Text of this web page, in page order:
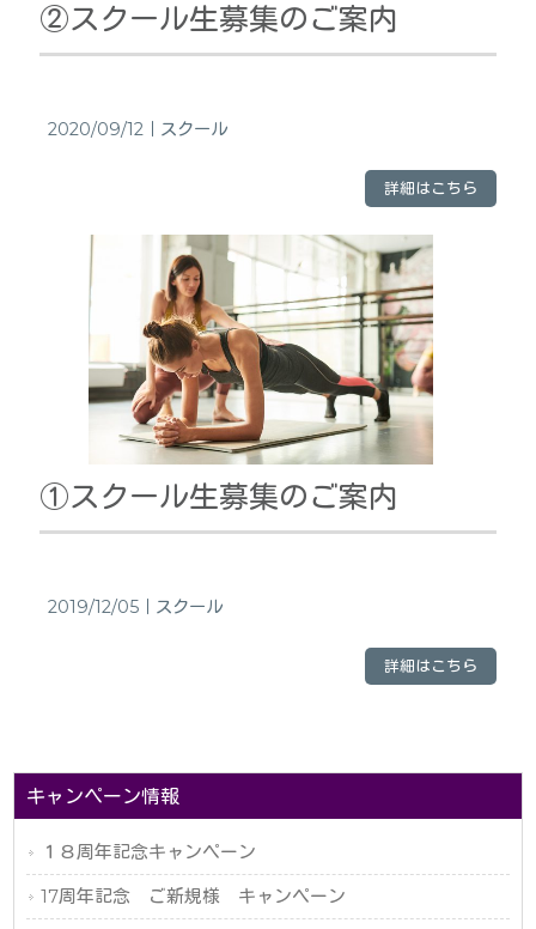
②スクール生募集のご案内
2020/09/12｜ スクール
詳細はこちら
①スクール生募集のご案内
2019/12/05｜ スクール
詳細はこちら
キャンペーン情報
１８周年記念キャンペーン
17周年記念 ご新規様 キャンペーン